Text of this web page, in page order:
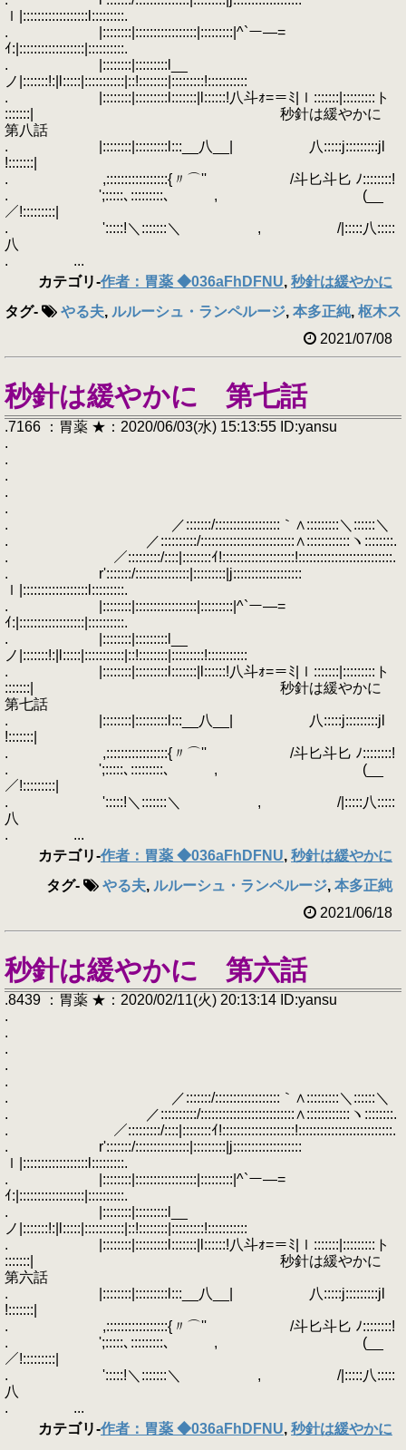
ｌ|::::::::::::::::::l:::::::::.
. |::::::::|:::::::::::::::::|:::::::::|^`ー―=
ｲ:|::::::::::::::::::|::::::::::.
. |::::::::|:::::::::l__
ノ|:::::::!:|l:::::|:::::::::::|::!::::::::|:::::::::!:::::::::::
. |::::::::|:::::::::l:::::::|l::::::!八斗ｫ=＝ﾐ|ｌ:::::::|:::::::::ト
:::::::| 秒針は緩やかに
第八話
. |::::::::|:::::::::l:::__八__| 八:::::j:::::::::jl
!:::::::|
. ,:::::::::::::::::{〃⌒'' /斗匕斗匕 ﾉ::::::::!
. ';:::::､:::::::::､ , (__
／!:::::::::|
. ':::::!＼:::::::＼ , /|:::::八:::::
八
. ...
カテゴリ-作者：胃薬 ◆036aFhDFNU, 秒針は緩やかに
タグ- やる夫, ルルーシュ・ランペルージ, 本多正純, 枢木ス
2021/07/08
秒針は緩やかに 第七話
.7166 ：胃薬 ★：2020/06/03(水) 15:13:55 ID:yansu
.
.
.
.
.
. ／:::::::/::::::::::::::::::｀∧:::::::::＼::::::＼
. ／::::::::::/::::::::::::::::::::::::::∧::::::::::::ヽ::::::::.
. ／:::::::::/::::|::::::::ｲ!::::::::::::::::::::!::::::::::::::::::::::::::.
. r':::::::/:::::::::::::::|:::::::::|j:::::::::::::::::::
ｌ|::::::::::::::::::l:::::::::.
. |::::::::|:::::::::::::::::|:::::::::|^`ー―=
ｲ:|::::::::::::::::::|::::::::::.
. |::::::::|:::::::::l__
ノ|:::::::!:|l:::::|:::::::::::|::!::::::::|:::::::::!:::::::::::
. |::::::::|:::::::::l:::::::|l::::::!八斗ｫ=＝ﾐ|ｌ:::::::|:::::::::ト
:::::::| 秒針は緩やかに
第七話
. |::::::::|:::::::::l:::__八__| 八:::::j:::::::::jl
!:::::::|
. ,:::::::::::::::::{〃⌒'' /斗匕斗匕 ﾉ::::::::!
. ';:::::､:::::::::､ , (__
／!:::::::::|
. ':::::!＼:::::::＼ , /|:::::八:::::
八
. ...
カテゴリ-作者：胃薬 ◆036aFhDFNU, 秒針は緩やかに
タグ- やる夫, ルルーシュ・ランペルージ, 本多正純
2021/06/18
秒針は緩やかに 第六話
.8439 ：胃薬 ★：2020/02/11(火) 20:13:14 ID:yansu
.
.
.
.
.
. ／:::::::/::::::::::::::::::｀∧:::::::::＼::::::＼
. ／::::::::::/::::::::::::::::::::::::::∧::::::::::::ヽ::::::::.
. ／:::::::::/::::|::::::::ｲ!::::::::::::::::::::!::::::::::::::::::::::::::.
. r':::::::/:::::::::::::::|:::::::::|j:::::::::::::::::::
ｌ|::::::::::::::::::l:::::::::.
. |::::::::|:::::::::::::::::|:::::::::|^`ー―=
ｲ:|::::::::::::::::::|::::::::::.
. |::::::::|:::::::::l__
ノ|:::::::!:|l:::::|:::::::::::|::!::::::::|:::::::::!:::::::::::
. |::::::::|:::::::::l:::::::|l::::::!八斗ｫ=＝ﾐ|ｌ:::::::|:::::::::ト
:::::::| 秒針は緩やかに
第六話
. |::::::::|:::::::::l:::__八__| 八:::::j:::::::::jl
!:::::::|
. ,:::::::::::::::::{〃⌒'' /斗匕斗匕 ﾉ::::::::!
. ';:::::､:::::::::､ , (__
／!:::::::::|
. ':::::!＼:::::::＼ , /|:::::八:::::
八
. ...
カテゴリ-作者：胃薬 ◆036aFhDFNU, 秒針は緩やかに